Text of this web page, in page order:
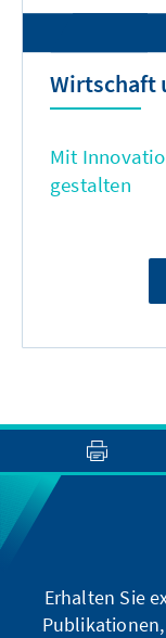
Wirtschaft
Mit
gestalten
Erhalten Sie